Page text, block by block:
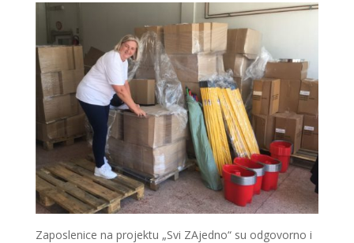
Zaposlenice na projektu „Svi ZAjedno“ su odgovorno i